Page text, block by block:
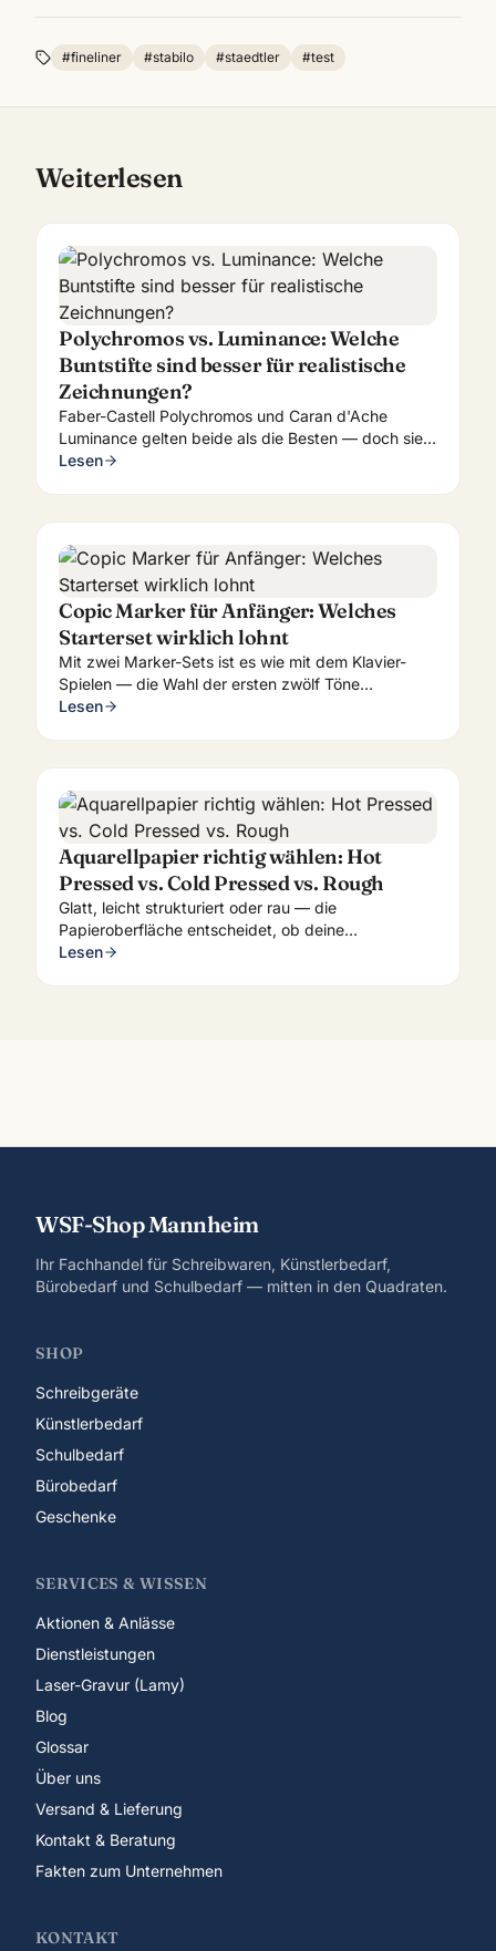
#fineliner #stabilo #staedtler #test
Weiterlesen
Polychromos vs. Luminance: Welche
Buntstifte sind besser für realistische
Zeichnungen?
Faber-Castell Polychromos und Caran d'Ache
Luminance gelten beide als die Besten — doch sie
haben fundamental unterschiedliche Charaktere.
Lesen
Copic Marker für Anfänger: Welches
Starterset wirklich lohnt
Mit zwei Marker-Sets ist es wie mit dem Klavier-
Spielen — die Wahl der ersten zwölf Töne
entscheidet alles. So baust du dein Copic-Set
Lesen
Aquarellpapier richtig wählen: Hot
Pressed vs. Cold Pressed vs. Rough
Glatt, leicht strukturiert oder rau — die
Papieroberfläche entscheidet, ob deine
Aquarelltechnik funktioniert. So wählst du das
Lesen
WSF-Shop Mannheim
Ihr Fachhandel für Schreibwaren, Künstlerbedarf,
Bürobedarf und Schulbedarf — mitten in den Quadraten.
SHOP
Schreibgeräte
Künstlerbedarf
Schulbedarf
Bürobedarf
Geschenke
SERVICES & WISSEN
Aktionen & Anlässe
Dienstleistungen
Laser-Gravur (Lamy)
Blog
Glossar
Über uns
Versand & Lieferung
Kontakt & Beratung
Fakten zum Unternehmen
KONTAKT